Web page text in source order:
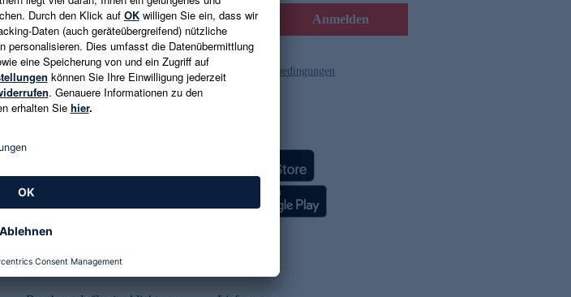
E-Mail-Adresse eingeben Anmelden
Es gelten die Datenschutzrichtlinien und die Gutscheinbedingungen
Rechtliches